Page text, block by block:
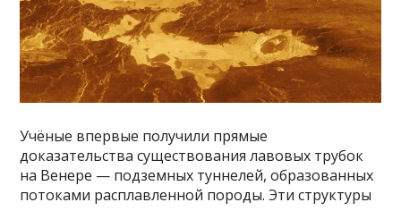
Учёные впервые получили прямые
доказательства существования лавовых трубок
на Венере — подземных туннелей, образованных
потоками расплавленной породы. Эти структуры